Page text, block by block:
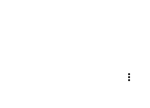
more_vert